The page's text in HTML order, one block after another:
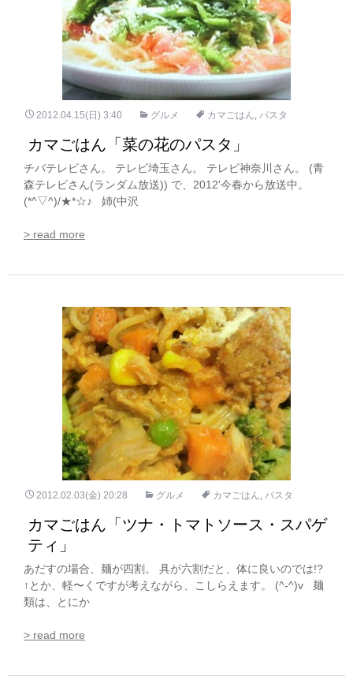
2012.04.15(日) 3:40 グルメ カマごはん, パスタ
カマごはん「菜の花のパスタ」
チバテレビさん。 テレビ埼玉さん。 テレビ神奈川さん。 (青
森テレビさん(ランダム放送)) で、2012'今春から放送中。
(*^▽^)/★*☆♪ 姉(中沢
> read more
2012.02.03(金) 20:28 グルメ カマごはん, パスタ
カマごはん「ツナ・トマトソース・スパゲ
ティ」
あだすの場合、麺が四割。 具が六割だと、体に良いのでは!?
↑とか、軽〜くですが考えながら、こしらえます。 (^-^)v 麺
類は、とにか
> read more